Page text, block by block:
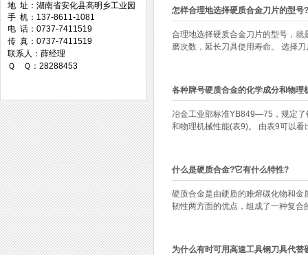
台湾协威机械
台湾万事达切削科技
地 址：湖南省安化县高明乡工业园
手 机：137-8611-1081
电 话：0737-7411519
传 真：0737-7411519
联系人：薛经理
Ｑ Ｑ：28288453
怎样合理地选择硬质合金刀片的型号?
合理地选择硬质合金刀片的型号，
磨次数，延长刀具使用寿命。 选择
各种牌号硬质合金的化学成分和物理
冶金工业部标准YB849—75，规定了
和物理机械性能(表9)。 由表9可以看
什么是硬质合金?它有什么特性?
硬质合金是由硬质的难熔碳化物和
韧性两方面的优点，组成了一种复合
为什么有时可用高速工具钢刀具代